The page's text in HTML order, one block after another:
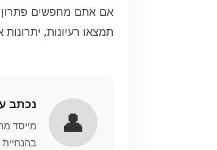
אם אתם מחפשים פתרון
תמצאו רעיונות,
👤
נכתב